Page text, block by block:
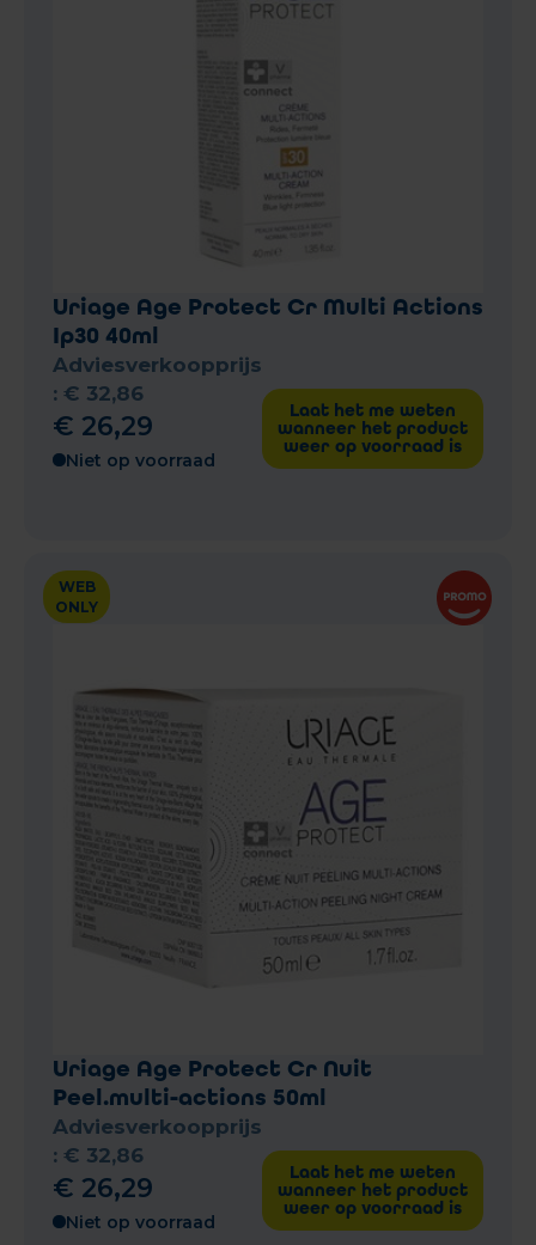
Uriage Age Protect Cr Multi Actions
Ip30 40ml
Adviesverkoopprijs
: € 32,86
€ 26,29
Niet op voorraad
Laat het me weten
wanneer het product
weer op voorraad is
WEB
ONLY
Uriage Age Protect Cr Nuit
Peel.multi-actions 50ml
Adviesverkoopprijs
: € 32,86
€ 26,29
Niet op voorraad
Laat het me weten
wanneer het product
weer op voorraad is